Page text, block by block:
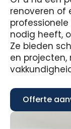
renoveren of
nodig heeft,
Ze bieden
en
Offerte